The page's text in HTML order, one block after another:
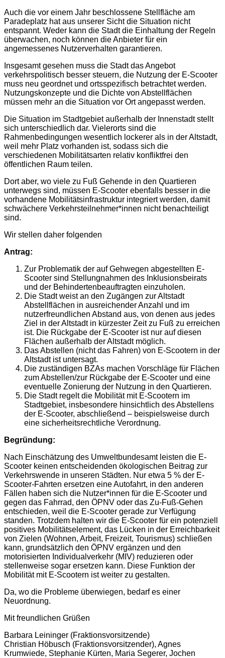
Auch die vor einem Jahr beschlossene Stellfläche am
Paradeplatz hat aus unserer Sicht die Situation nicht
entspannt. Weder kann die Stadt die Einhaltung der Regeln
überwachen, noch können die Anbieter für ein
angemessenes Nutzerverhalten garantieren.
Insgesamt gesehen muss die Stadt das Angebot
verkehrspolitisch besser steuern, die Nutzung der E-Scooter
muss neu geordnet und ortsspezifisch betrachtet werden.
Nutzungskonzepte und die Dichte von Abstellflächen
müssen mehr an die Situation vor Ort angepasst werden.
Die Situation im Stadtgebiet außerhalb der Innenstadt stellt
sich unterschiedlich dar. Vielerorts sind die
Rahmenbedingungen wesentlich lockerer als in der Altstadt,
weil mehr Platz vorhanden ist, sodass sich die
verschiedenen Mobilitätsarten relativ konfliktfrei den
öffentlichen Raum teilen.
Dort aber, wo viele zu Fuß Gehende in den Quartieren
unterwegs sind, müssen E-Scooter ebenfalls besser in die
vorhandene Mobilitätsinfrastruktur integriert werden, damit
schwächere Verkehrsteilnehmer*innen nicht benachteiligt
sind.
Wir stellen daher folgenden
Antrag:
Zur Problematik der auf Gehwegen abgestellten E-
Scooter sind Stellungnahmen des Inklusionsbeirats
und der Behindertenbeauftragten einzuholen.
Die Stadt weist an den Zugängen zur Altstadt
Abstellflächen in ausreichender Anzahl und im
nutzerfreundlichen Abstand aus, von denen aus jedes
Ziel in der Altstadt in kürzester Zeit zu Fuß zu erreichen
ist. Die Rückgabe der E-Scooter ist nur auf diesen
Flächen außerhalb der Altstadt möglich.
Das Abstellen (nicht das Fahren) von E-Scootern in der
Altstadt ist untersagt.
Die zuständigen BZAs machen Vorschläge für Flächen
zum Abstellen/zur Rückgabe der E-Scooter und eine
eventuelle Zonierung der Nutzung in den Quartieren.
Die Stadt regelt die Mobilität mit E-Scootern im
Stadtgebiet, insbesondere hinsichtlich des Abstellens
der E-Scooter, abschließend – beispielsweise durch
eine sicherheitsrechtliche Verordnung.
Begründung:
Nach Einschätzung des Umweltbundesamt leisten die E-
Scooter keinen entscheidenden ökologischen Beitrag zur
Verkehrswende in unseren Städten. Nur etwa 5 % der E-
Scooter-Fahrten ersetzen eine Autofahrt, in den anderen
Fällen haben sich die Nutzer*innen für die E-Scooter und
gegen das Fahrrad, den ÖPNV oder das Zu-Fuß-Gehen
entschieden, weil die E-Scooter gerade zur Verfügung
standen. Trotzdem halten wir die E-Scooter für ein potenziell
positives Mobilitätselement, das Lücken in der Erreichbarkeit
von Zielen (Wohnen, Arbeit, Freizeit, Tourismus) schließen
kann, grundsätzlich den ÖPNV ergänzen und den
motorisierten Individualverkehr (MIV) reduzieren oder
stellenweise sogar ersetzen kann. Diese Funktion der
Mobilität mit E-Scootern ist weiter zu gestalten.
Da, wo die Probleme überwiegen, bedarf es einer
Neuordnung.
Mit freundlichen Grüßen
Barbara Leininger (Fraktionsvorsitzende)
Christian Höbusch (Fraktionsvorsitzender), Agnes
Krumwiede, Stephanie Kürten, Maria Segerer, Jochen